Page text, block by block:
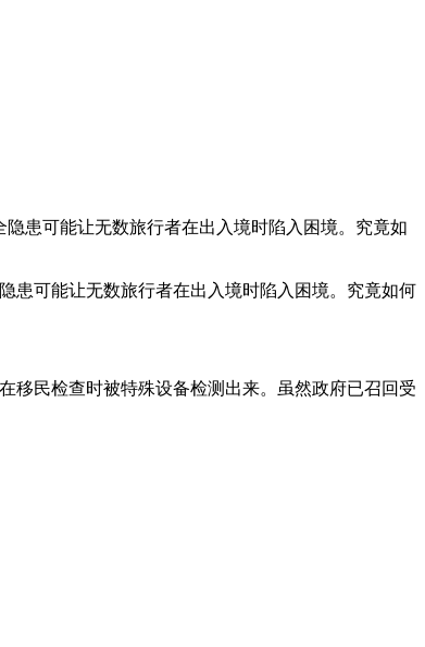
患可能让无数旅行者在出入境时陷入困境。究竟如
患可能让无数旅行者在出入境时陷入困境。究竟如何
移民检查时被特殊设备检测出来。虽然政府已召回受